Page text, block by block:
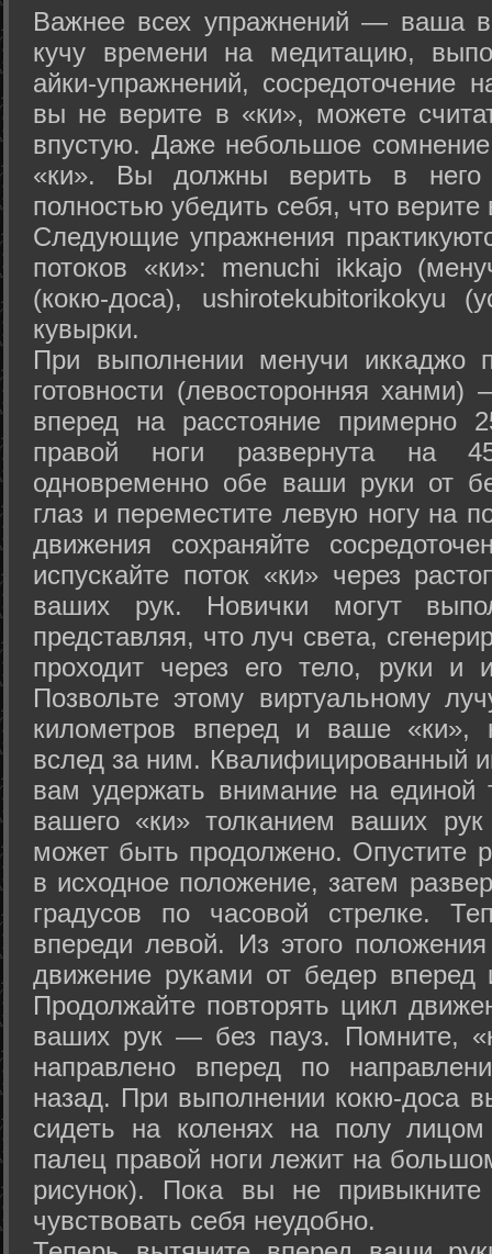
Важнее всех упражнений — ваша
кучу времени на медитацию,
айки-упражнений, сосредоточение
вы не верите в «ки», можете
впустую. Даже небольшое сомнение
«ки». Вы должны верить в
полностью убедить себя, что верите
Следующие упражнения
потоков «ки»: menuchi ikkajo
(кокю-доса), ushiro­tekubitori­kokyu
кувырки.
При выполнении менучи иккаджо
готовности (левосторонняя
вперед на расстояние примерно
правой ноги развернута на
одновременно обе ваши руки от
глаз и переместите левую ногу на
движения сохраняйте
испускайте поток «ки» через
ваших рук. Новички могут
представляя, что луч света,
проходит через его тело, руки и
Позвольте этому виртуальному
километров вперед и ваше «ки»,
вслед за ним. Квалифицированный
вам удержать внимание на единой
вашего «ки» толканием ваших
может быть продолжено. Опустите
в исходное положение, затем
градусов по часовой стрелке.
впереди левой. Из этого
движение руками от бедер вперед
Продолжайте повторять цикл
ваших рук — без пауз. Помните,
направлено вперед по
назад. При выполнении кокю-доса
сидеть на коленях на полу
палец правой ноги лежит на
рисунок). Пока вы не
чувствовать себя неудобно.